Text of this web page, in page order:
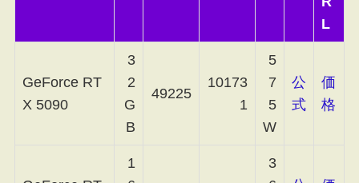
L
GeForce RT
X 5090
3
2
G
B
49225
10173
1
5
7
5
W
公
式
価
格
1
3